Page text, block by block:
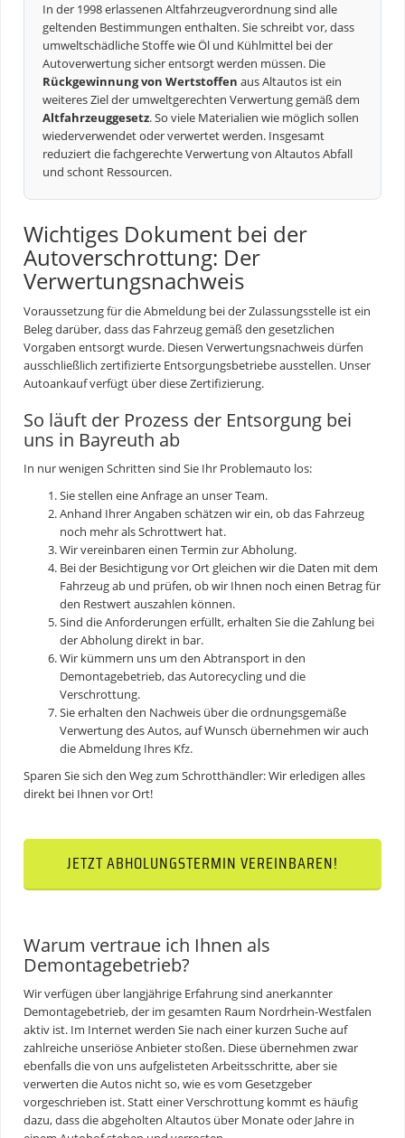
In der 1998 erlassenen Altfahrzeugverordnung sind alle
geltenden Bestimmungen enthalten. Sie schreibt vor, dass
umweltschädliche Stoffe wie Öl und Kühlmittel bei der
Autoverwertung sicher entsorgt werden müssen. Die
Rückgewinnung von Wertstoffen aus Altautos ist ein
weiteres Ziel der umweltgerechten Verwertung gemäß dem
Altfahrzeuggesetz. So viele Materialien wie möglich sollen
wiederverwendet oder verwertet werden. Insgesamt
reduziert die fachgerechte Verwertung von Altautos Abfall
und schont Ressourcen.
Wichtiges Dokument bei der
Autoverschrottung: Der
Verwertungsnachweis
Voraussetzung für die Abmeldung bei der Zulassungsstelle ist ein
Beleg darüber, dass das Fahrzeug gemäß den gesetzlichen
Vorgaben entsorgt wurde. Diesen Verwertungsnachweis dürfen
ausschließlich zertifizierte Entsorgungsbetriebe ausstellen. Unser
Autoankaufverfügt über diese Zertifizierung.
So läuft der Prozess der Entsorgung bei
uns in Bayreuth ab
In nur wenigen Schritten sind Sie Ihr Problemauto los:
Sie stellen eine Anfrage an unser Team.
Anhand Ihrer Angaben schätzen wir ein, ob das Fahrzeug
noch mehr als Schrottwert hat.
Wir vereinbaren einen Termin zur Abholung.
Bei der Besichtigung vor Ort gleichen wir die Daten mit dem
Fahrzeug ab und prüfen, ob wir Ihnen noch einen Betrag für
den Restwert auszahlen können.
Sind die Anforderungen erfüllt, erhalten Sie die Zahlung bei
der Abholung direkt in bar.
Wir kümmern uns um den Abtransport in den
Demontagebetrieb, das Autorecycling und die
Verschrottung.
Sie erhalten den Nachweis über die ordnungsgemäße
Verwertung des Autos, auf Wunsch übernehmen wir auch
die Abmeldung Ihres Kfz.
Sparen Sie sich den Weg zum Schrotthändler: Wir erledigen alles
direkt bei Ihnen vor Ort!
JETZT ABHOLUNGSTERMIN VEREINBAREN!
Warum vertraue ich Ihnen als
Demontagebetrieb?
Wir verfügen über langjährige Erfahrung sind anerkannter
Demontagebetrieb, der im gesamten Raum Nordrhein-Westfalen
aktiv ist. Im Internet werden Sie nach einer kurzen Suche auf
zahlreiche unseriöse Anbieter stoßen. Diese übernehmen zwar
ebenfalls die von uns aufgelisteten Arbeitsschritte, aber sie
verwerten die Autos nicht so, wie es vom Gesetzgeber
vorgeschrieben ist. Statt einer Verschrottung kommt es häufig
dazu, dass die abgeholten Altautos über Monate oder Jahre in